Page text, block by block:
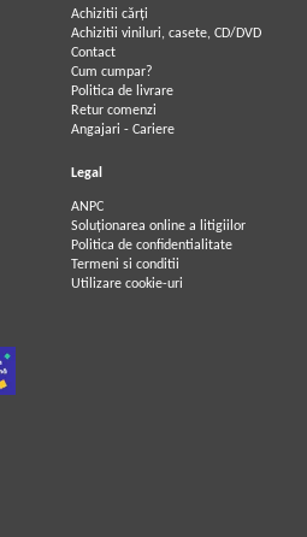
Achizitii cărți
Achizitii viniluri, casete, CD/DVD
Contact
Cum cumpar?
Politica de livrare
Retur comenzi
Angajari - Cariere
Legal
ANPC
Soluționarea online a litigiilor
Politica de confidentialitate
Termeni si conditii
Utilizare cookie-uri